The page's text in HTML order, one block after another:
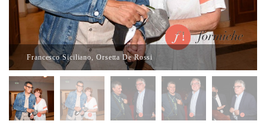
Francesco Siciliano, Orsetta De Rossi